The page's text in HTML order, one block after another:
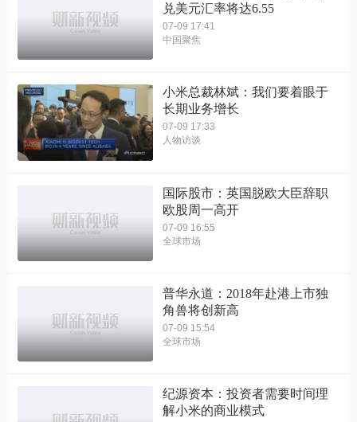
兑美元汇率将达6.55
07-09 17:41
中国聚焦
小米总裁林斌：我们要着眼于
长期业务增长
07-09 17:33
人物访谈
国际股市：英国脱欧大臣辞职
欧股周一高开
07-09 16:55
全球市场
普华永道：2018年赴港上市独
角兽将创新高
07-09 15:54
全球市场
纪源资本：投资者需要时间理
解小米的商业模式